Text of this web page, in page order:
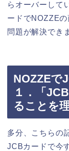
らオーバーして
ードでNOZZE
問題が解決でき
NOZZEで
１．「
ることを
多分、こちらの
JCBカードで今